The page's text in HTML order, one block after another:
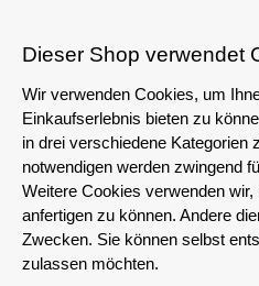
Das servershop-
Unternehmen i.S.d. § 14 BGB
an Privatpersonen
Dieser Shop verwendet
Wir verwenden Cookies, um
Einkaufserlebnis bieten zu
in drei verschiedene Kategorien
notwendigen werden zwingend
Weitere Cookies verwenden
anfertigen zu können. Andere
Zwecken. Sie können selbst
zulassen möchten.